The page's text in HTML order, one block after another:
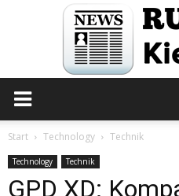
Start Technology Technik
Technology Technik
GPD XD: